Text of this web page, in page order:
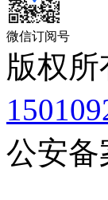
微信订阅号
版权
公安备